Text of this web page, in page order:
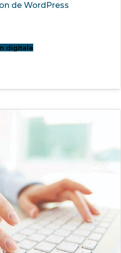
de WordPress
digitale